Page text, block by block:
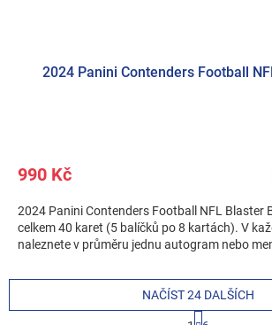
2024 Panini Contenders Football
990 Kč
2024 Panini Contenders Football NFL Blaster
celkem 40 karet (5 balíčků po 8 kartách). V
naleznete v průměru jednu autogram nebo
NAČÍST 24 DALŠÍCH
S